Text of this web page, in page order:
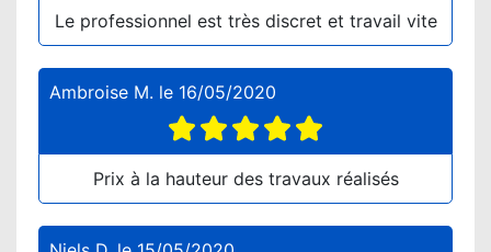
Le professionnel est très discret et travail vite
Ambroise M. le 16/05/2020
Prix à la hauteur des travaux réalisés